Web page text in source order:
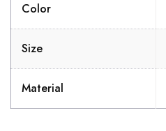
Color
Size
Material